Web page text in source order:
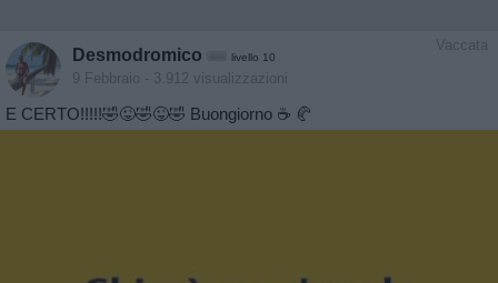
Vaccata
Desmodromico livello 10
9 Febbraio - 3.912 visualizzazioni
E CERTO!!!!!🤣😜🤣😜🤣 Buongiorno ☕️ 🥐